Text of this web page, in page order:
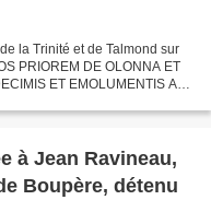
la Trinité et de Talmond sur
PRIOREM DE OLONNA ET
ET EMOLUMENTIS AC
à Jean Ravineau,
Boupère, détenu